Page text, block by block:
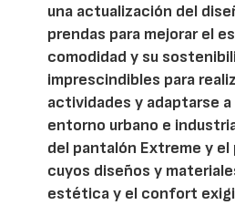
una actualización del
prendas para mejorar el
comodidad y su
imprescindibles para
actividades y adaptarse
entorno urbano e
del pantalón Extreme y el
cuyos diseños y
estética y el confort